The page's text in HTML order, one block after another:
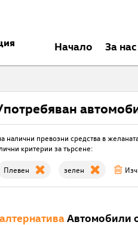
Началo За нас
налични превозни средства в
критерии за търсене:
Плевен зелен
алтернатива Автомобили